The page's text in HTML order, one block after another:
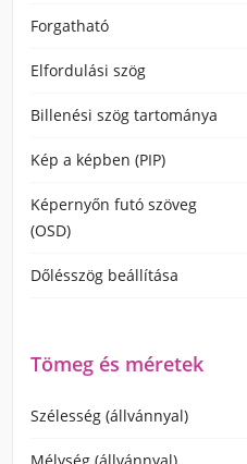
Forgatható
Elfordulási szög
Billenési szög tartománya
Kép a képben (PIP)
Képernyőn futó szöveg
(OSD)
Dőlésszög beállítása
Tömeg és méretek
Szélesség (állvánnyal)
Mélység (állvánnyal)